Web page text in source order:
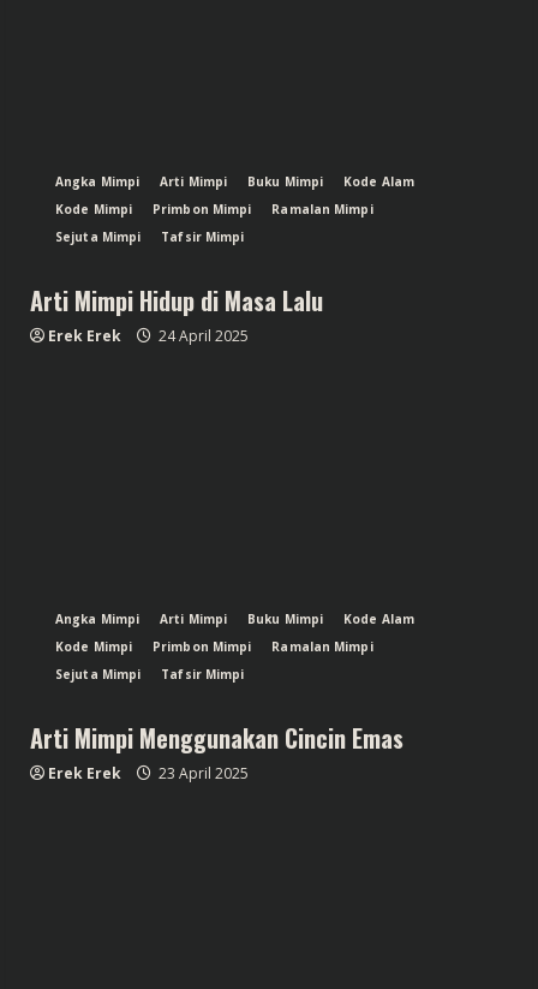
Angka Mimpi Arti Mimpi Buku Mimpi
Kode Alam
Kode Mimpi
Primbon Mimpi
Ramalan Mimpi
Sejuta Mimpi
Tafsir Mimpi
Arti Mimpi Hidup di Masa Lalu
Erek Erek 24 April 2025
Angka Mimpi Arti Mimpi Buku Mimpi
Kode Alam
Kode Mimpi
Primbon Mimpi
Ramalan Mimpi
Sejuta Mimpi
Tafsir Mimpi
Arti Mimpi Menggunakan Cincin Emas
Erek Erek 23 April 2025